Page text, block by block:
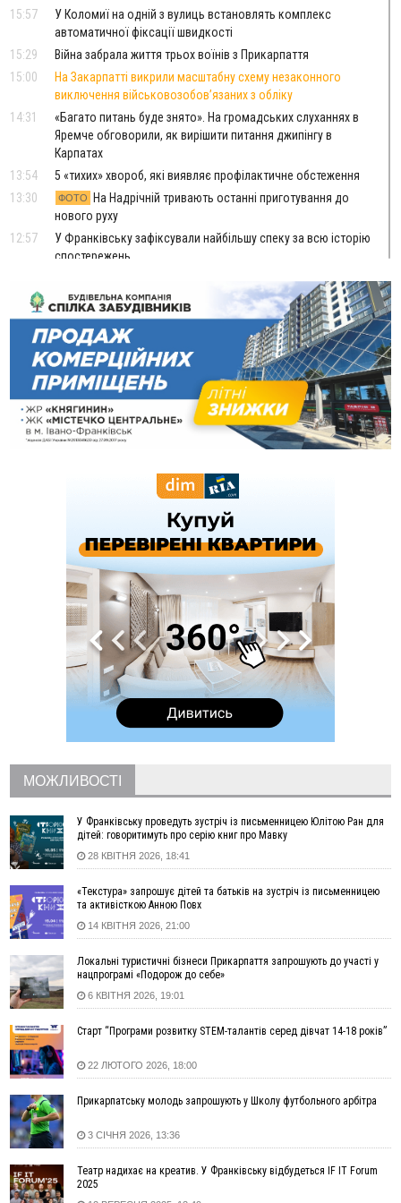
15:57
У Коломиї на одній з вулиць встановлять комплекс
автоматичної фіксації швидкості
15:29
Війна забрала життя трьох воїнів з Прикарпаття
15:00
На Закарпатті викрили масштабну схему незаконного
виключення військовозобов’язаних з обліку
14:31
«Багато питань буде знято». На громадських слуханнях в
Яремче обговорили, як вирішити питання джипінгу в
Карпатах
13:54
5 «тихих» хвороб, які виявляє профілактичне обстеження
13:30
ФОТО
На Надрічній тривають останні приготування до
нового руху
12:57
У Франківську зафіксували найбільшу спеку за всю історію
спостережень
Лікування наркоманії Київ: чому важливо розпочати
терапію якомога раніше
12:00
Франківця, який у Косові викрав за магазину понад 640
тисяч гривень у валюті, засудили до 5 років
11:50
Податкова передасть в Міноборони для "Оберегу" дані про
чоловіків 18–60 років
11:20
Водійка, яку на Сухомлинського побив інший керманич,
відмовилася від обвинувачення — справу закрили
10:45
У Франківську, Коломиї, Долині та Яремче 6 серпня
Змушував надсилати інтимні фото: на Прикарпатті
затримали підозрюваного у розбещенні малолітньої
АМКУ розпочав справу проти Гвіздецької селищної ради
через різні ставки земельного податку
Синоптики попереджають про значний дощ на Прикарпатті
до кінця п'ятниці
Нафтогазову площу на межі Прикарпаття та Львівщини
повторно виставили на аукціон за 830 млн
ФОТО
У Польщі невідомі скоїли наругу над могилою УПА
Сили оборони уразила Ярославський НПЗ та кораблі
берегової охорони фсб у Керчі
16:42
Поблизу Франківська п'яний на Chevrolet втікав від поліції
16:27
На Прикарпатті триває декларування вогнепальної зброї:
уже зареєстровано 282 одиниці
15:58
Понад 9 тис. прикарпатських вступників отримали
рекомендації до зарахування на бакалаврат у ВНЗ
15:02
ФОТО У Старуні відбулася Патріарша проща
14:35
Не знає англійську на достатньому рівні. Франківець Лев
Кишакевич не зможе стати суддею Міжнародного
кримінального суду
14:14
У Ворохті проведуть Кубок ФЛСУ зі стрибків на лижах,
пам'яті оборонця Богдана Бухонка
13:30
ФОТО
На Калущині розшукали чоловіка, який три дні
блукав у лісі
13:14
Боднар розповів про реакцію влади Польщі на атаки на
українців та про зміни після 23 серпня
12:31
ВІДЕО "Едельвейси" щемливо привітали рідну Коломию з
Днем міста
11:55
Вчора у Франківську, Коломиї, Долині та Яремче
зафіксували рекордну спеку
11:45
У Надвірній п'яна жінка побила малолітнього хлопчика: суд
МОЖЛИВОСТІ
У Франківську проведуть зустріч із письменницею Юлітою Ран для
дітей: говоритимуть про серію книг про Мавку
28 КВІТНЯ 2026, 18:41
«Текстура» запрошує дітей та батьків на зустріч із письменницею
та активісткою Анною Повх
14 КВІТНЯ 2026, 21:00
Локальні туристичні бізнеси Прикарпаття запрошують до участі у
нацпрограмі «Подорож до себе»
6 КВІТНЯ 2026, 19:01
Старт “Програми розвитку STEM-талантів серед дівчат 14-18 років”
22 ЛЮТОГО 2026, 18:00
Прикарпатську молодь запрошують у Школу футбольного арбітра
3 СІЧНЯ 2026, 13:36
Театр надихає на креатив. У Франківську відбудеться IF IT Forum
2025